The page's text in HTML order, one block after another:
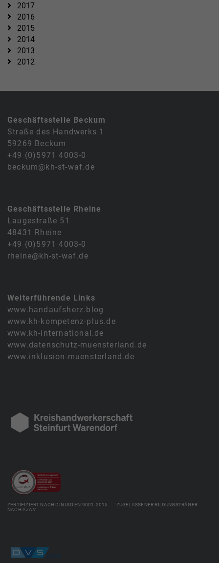
2017
2016
2015
2014
2013
2012
Geschäftsstelle Beckum
Straße des Handwerks 1
59269 Beckum
+49 (0)5971 4003-0
beckum@kh-st-waf.de
Geschäftsstelle Rheine
Laugestraße 51
48431 Rheine
+49 (0)5971 4003-0
rheine@kh-st-waf.de
Weiterführende Links
www.handaufsherz.blog
www.kh-kompetenz-plus.de
www.kh-international.de
www.datenschutz-muensterland.de
www.inklusion-muensterland.de
ZERTIFIZIERT NACH DIN ISO EN 9001-2015 ZUGELASSENER BILDUNGSTRÄGER
NACH AZAV